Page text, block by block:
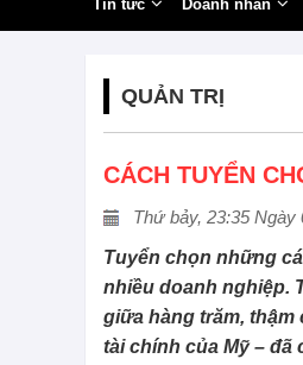
Tin tức Doanh nhân
QUẢN TRỊ
CÁCH TUYỂN
Thứ bảy, 23:35 Ngày
Tuyển chọn những
nhiều doanh nghiệp.
giữa hàng trăm, thậm
tài chính của Mỹ –